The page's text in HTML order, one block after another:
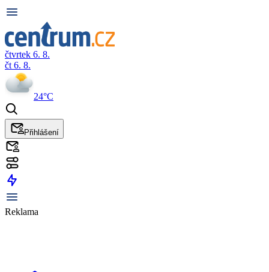
čtvrtek 6. 8.
čt 6. 8.
24°C
Přihlášení
Reklama